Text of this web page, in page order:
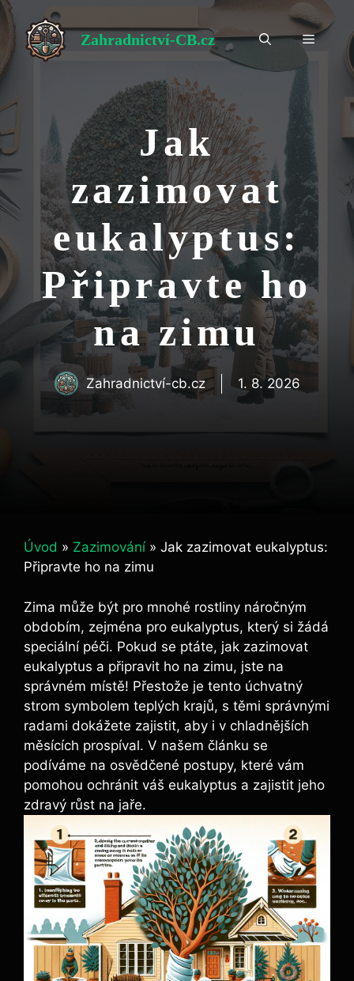
Přeskočit
na
obsah
Zahradnictví-CB.cz Menu
Jak
zazimovat
eukalyptus:
Připravte ho
na zimu
Zahradnictví-cb.cz 1. 8. 2026
Úvod » Zazimování » Jak zazimovat eukalyptus:
Připravte ho na zimu
Zima může být pro mnohé rostliny náročným
obdobím, zejména pro eukalyptus, který si žádá
speciální péči. Pokud se ptáte, jak zazimovat
eukalyptus a připravit ho na zimu, jste na
správném místě! Přestože je tento úchvatný
strom symbolem teplých krajů, s těmi správnými
radami dokážete zajistit, aby i v chladnějších
měsících prospíval. V našem článku se
podíváme na osvědčené postupy, které vám
pomohou ochránit váš eukalyptus a zajistit jeho
zdravý růst na jaře.